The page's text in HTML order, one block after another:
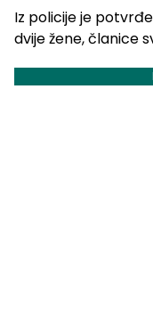
Iz policije je
dvije žene, članice